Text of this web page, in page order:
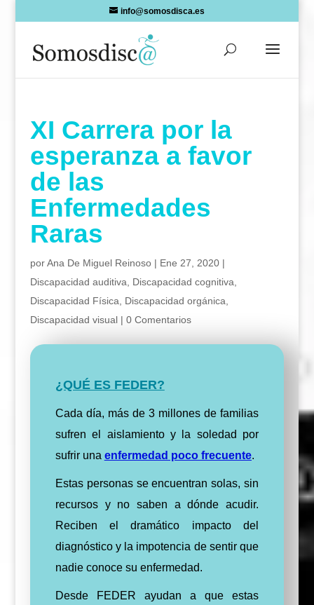
info@somosdisca.es
XI Carrera por la
esperanza a favor
de las
Enfermedades
Raras
porAna De Miguel Reinoso| Ene 27, 2020|
Discapacidad auditiva
Discapacidad cognitiva
Discapacidad Física
Discapacidad orgánica
Discapacidad visual| 0 Comentarios
¿QUÉ ES FEDER?
Cada día, más de 3 millones de familias
sufren el aislamiento y la soledad por
sufrir una enfermedad poco frecuente.
Estas personas se encuentran solas, sin
recursos y no saben a dónde acudir.
Reciben el dramático impacto del
diagnóstico y la impotencia de sentir que
nadie conoce su enfermedad.
Desde FEDER ayudan a que estas